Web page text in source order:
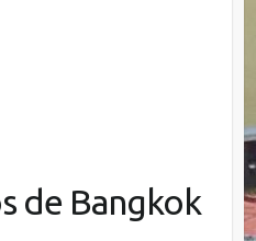
de Bangkok